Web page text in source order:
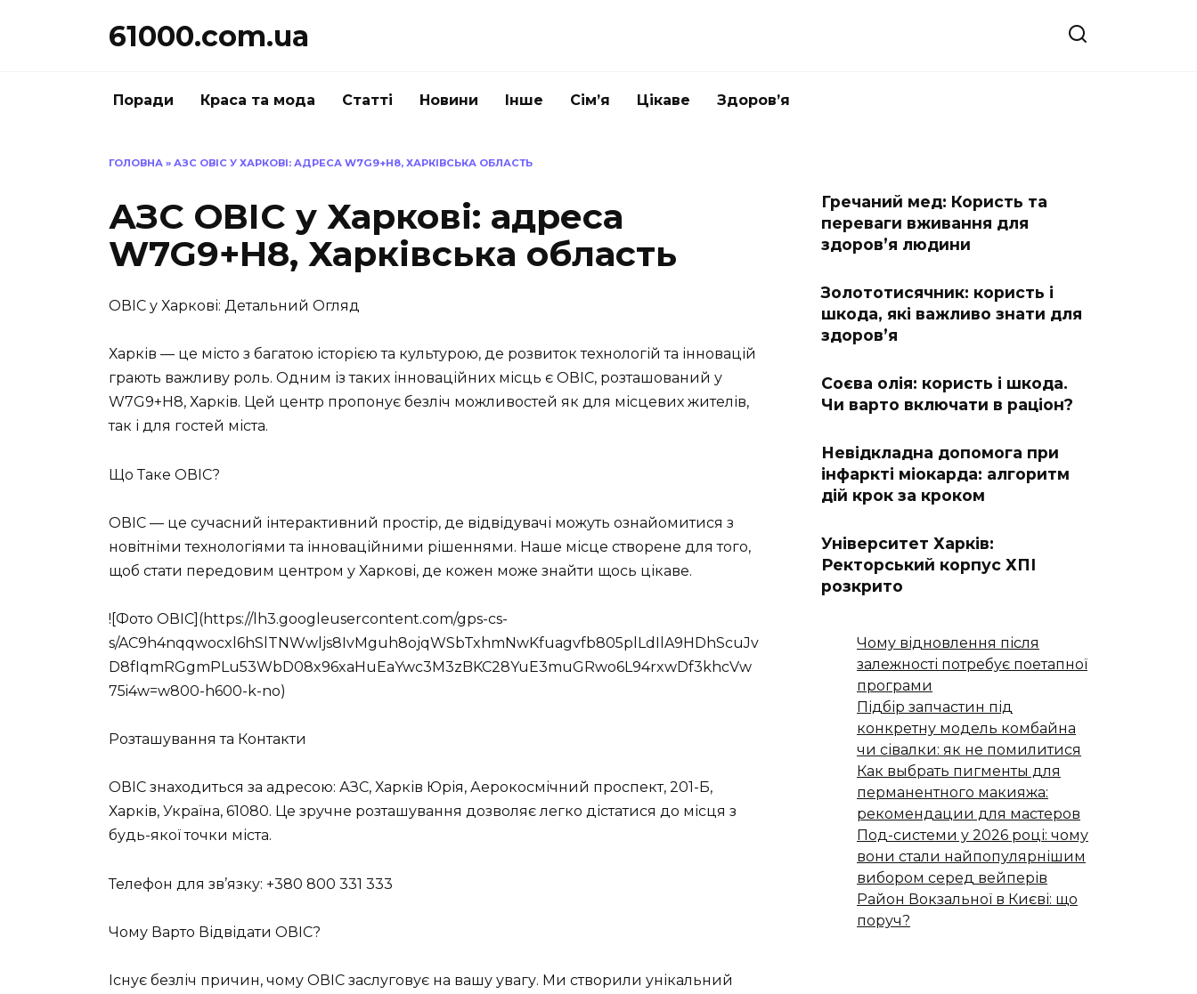
61000.com.ua
Поради Краса та мода Статті Новини Інше Сім’я Цікаве Здоров’я
ГОЛОВНА » АЗС ОВІС У ХАРКОВІ: АДРЕСА W7G9+H8, ХАРКІВСЬКА ОБЛАСТЬ
АЗС ОВІС у Харкові: адреса
W7G9+H8, Харківська область
ОВІС у Харкові: Детальний Огляд
Харків — це місто з багатою історією та культурою, де розвиток технологій та інновацій
грають важливу роль. Одним із таких інноваційних місць є ОВІС, розташований у
W7G9+H8, Харків. Цей центр пропонує безліч можливостей як для місцевих жителів,
так і для гостей міста.
Що Таке ОВІС?
ОВІС — це сучасний інтерактивний простір, де відвідувачі можуть ознайомитися з
новітніми технологіями та інноваційними рішеннями. Наше місце створене для того,
щоб стати передовим центром у Харкові, де кожен може знайти щось цікаве.
![Фото ОВІС](https://lh3.googleusercontent.com/gps-cs-
s/AC9h4nqqwocxl6hSlTNWwljs8IvMguh8ojqWSbTxhmNwKfuagvfb805plLdIlA9HDhScuJv
D8fIqmRGgmPLu53WbD08x96xaHuEaYwc3M3zBKC28YuE3muGRwo6L94rxwDf3khcVw
75i4w=w800-h600-k-no)
Розташування та Контакти
ОВІС знаходиться за адресою: АЗС, Харків Юрія, Аерокосмічний проспект, 201-Б,
Харків, Україна, 61080. Це зручне розташування дозволяє легко дістатися до місця з
будь-якої точки міста.
Телефон для зв’язку: +380 800 331 333
Чому Варто Відвідати ОВІС?
Існує безліч причин, чому ОВІС заслуговує на вашу увагу. Ми створили унікальний
Гречаний мед: Користь та
переваги вживання для
здоров’я людини
Золототисячник: користь і
шкода, які важливо знати для
здоров’я
Соєва олія: користь і шкода.
Чи варто включати в раціон?
Невідкладна допомога при
інфаркті міокарда: алгоритм
дій крок за кроком
Університет Харків:
Ректорський корпус ХПІ
розкрито
Чому відновлення після
залежності потребує поетапної
програми
Підбір запчастин під
конкретну модель комбайна
чи сівалки: як не помилитися
Как выбрать пигменты для
перманентного макияжа:
рекомендации для мастеров
Под-системи у 2026 році: чому
вони стали найпопулярнішим
вибором серед вейперів
Район Вокзальної в Києві: що
поруч?